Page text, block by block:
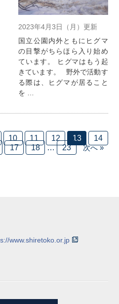
2023年4月3日（月）更新
国立公園内外ともにヒグマ
の目撃がちらほら入り始め
ています。 ヒグマはもう起
きています。 野外で活動す
る際は、ヒグマが居ること
を …
10 11 12 13
14
17 18 … 23 次へ »
www.shiretoko.or.jp